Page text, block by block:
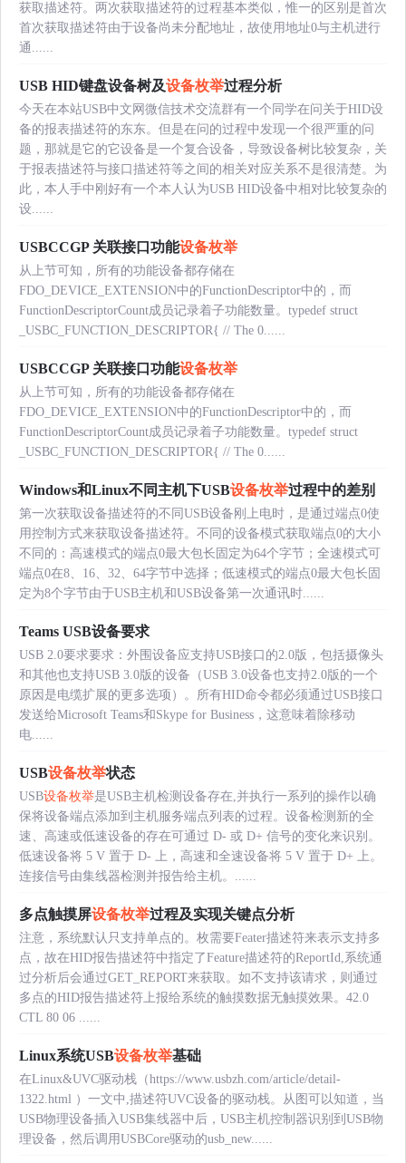
获取描述符。两次获取描述符的过程基本类似，惟一的区别是首次
首次获取描述符由于设备尚未分配地址，故使用地址0与主机进行
通......
USB HID键盘设备树及设备枚举过程分析
今天在本站USB中文网微信技术交流群有一个同学在问关于HID设
备的报表描述符的东东。但是在问的过程中发现一个很严重的问
题，那就是它的它设备是一个复合设备，导致设备树比较复杂，关
于报表描述符与接口描述符等之间的相关对应关系不是很清楚。为
此，本人手中刚好有一个本人认为USB HID设备中相对比较复杂的
设......
USBCCGP 关联接口功能设备枚举
从上节可知，所有的功能设备都存储在
FDO_DEVICE_EXTENSION中的FunctionDescriptor中的，而
FunctionDescriptorCount成员记录着子功能数量。typedef struct
_USBC_FUNCTION_DESCRIPTOR{ // The 0......
USBCCGP 关联接口功能设备枚举
从上节可知，所有的功能设备都存储在
FDO_DEVICE_EXTENSION中的FunctionDescriptor中的，而
FunctionDescriptorCount成员记录着子功能数量。typedef struct
_USBC_FUNCTION_DESCRIPTOR{ // The 0......
Windows和Linux不同主机下USB设备枚举过程中的差别
第一次获取设备描述符的不同USB设备刚上电时，是通过端点0使
用控制方式来获取设备描述符。不同的设备模式获取端点0的大小
不同的：高速模式的端点0最大包长固定为64个字节；全速模式可
端点0在8、16、32、64字节中选择；低速模式的端点0最大包长固
定为8个字节由于USB主机和USB设备第一次通讯时......
Teams USB设备要求
USB 2.0要求要求：外围设备应支持USB接口的2.0版，包括摄像头
和其他也支持USB 3.0版的设备（USB 3.0设备也支持2.0版的一个
原因是电缆扩展的更多选项）。所有HID命令都必须通过USB接口
发送给Microsoft Teams和Skype for Business，这意味着除移动
电......
USB设备枚举状态
USB设备枚举是USB主机检测设备存在,并执行一系列的操作以确
保将设备端点添加到主机服务端点列表的过程。设备检测新的全
速、高速或低速设备的存在可通过 D- 或 D+ 信号的变化来识别。
低速设备将 5 V 置于 D- 上，高速和全速设备将 5 V 置于 D+ 上。
连接信号由集线器检测并报告给主机。......
多点触摸屏设备枚举过程及实现关键点分析
注意，系统默认只支持单点的。枚需要Feater描述符来表示支持多
点，故在HID报告描述符中指定了Feature描述符的ReportId,系统通
过分析后会通过GET_REPORT来获取。如不支持该请求，则通过
多点的HID报告描述符上报给系统的触摸数据无触摸效果。42.0
CTL 80 06 ......
Linux系统USB设备枚举基础
在Linux&UVC驱动栈（https://www.usbzh.com/article/detail-
1322.html ）一文中,描述符UVC设备的驱动栈。从图可以知道，当
USB物理设备插入USB集线器中后，USB主机控制器识别到USB物
理设备，然后调用USBCore驱动的usb_new......